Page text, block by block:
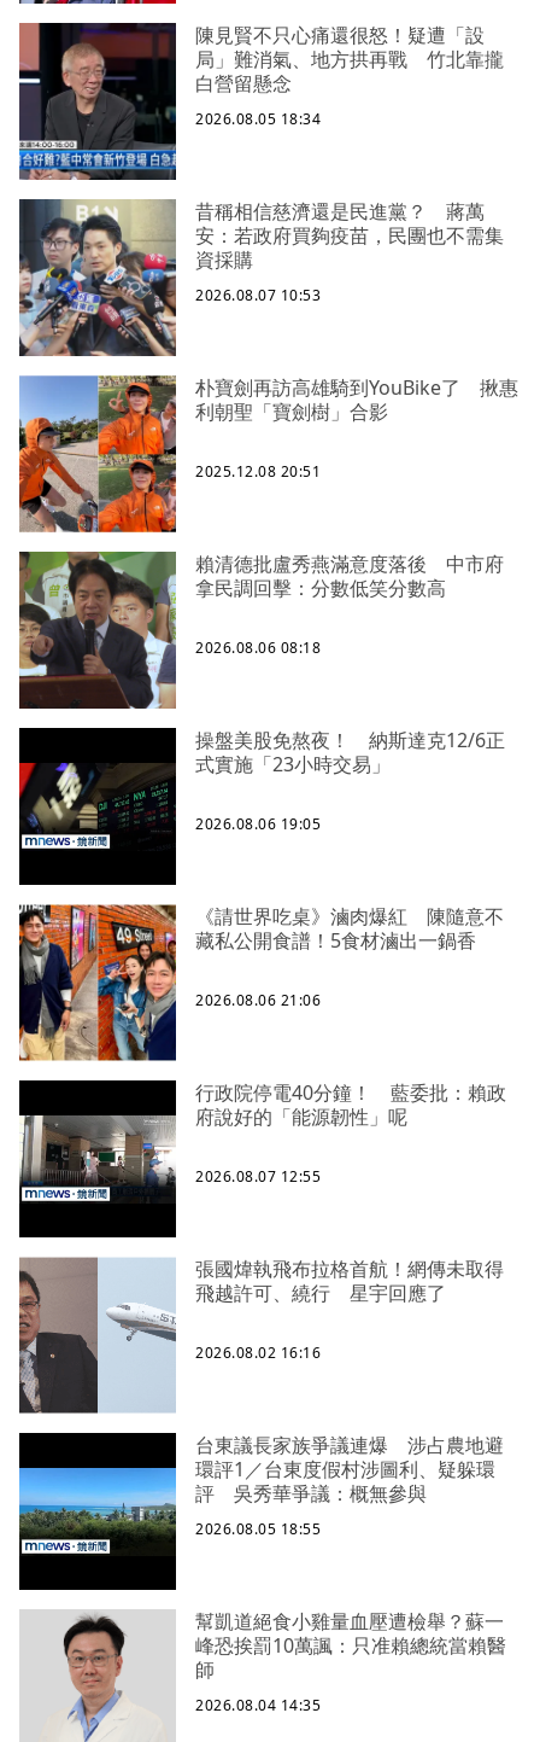
陳見賢不只心痛還很怒！疑遭「設
局」難消氣、地方拱再戰 竹北靠攏
白營留懸念
2026.08.05 18:34
昔稱相信慈濟還是民進黨？ 蔣萬
安：若政府買夠疫苗，民團也不需集
資採購
2026.08.07 10:53
朴寶劍再訪高雄騎到YouBike了 揪惠
利朝聖「寶劍樹」合影
2025.12.08 20:51
賴清德批盧秀燕滿意度落後 中市府
拿民調回擊：分數低笑分數高
2026.08.06 08:18
操盤美股免熬夜！ 納斯達克12/6正
式實施「23小時交易」
2026.08.06 19:05
《請世界吃桌》滷肉爆紅 陳隨意不
藏私公開食譜！5食材滷出一鍋香
2026.08.06 21:06
行政院停電40分鐘！ 藍委批：賴政
府說好的「能源韌性」呢
2026.08.07 12:55
張國煒執飛布拉格首航！網傳未取得
飛越許可、繞行 星宇回應了
2026.08.02 16:16
台東議長家族爭議連爆 涉占農地避
環評1／台東度假村涉圖利、疑躲環
評 吳秀華爭議：概無參與
2026.08.05 18:55
幫凱道絕食小雞量血壓遭檢舉？蘇一
峰恐挨罰10萬諷：只准賴總統當賴醫
師
2026.08.04 14:35